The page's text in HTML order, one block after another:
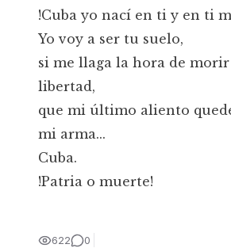
!Cuba yo nací en ti y en ti
Yo voy a ser tu suelo,
si me llaga la hora de
libertad,
que mi último aliento
mi arma...
Cuba.
!Patria o muerte!
622 0